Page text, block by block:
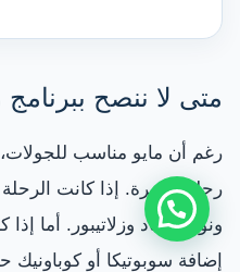
متى لا ننصح
رغم أن مايو مناسب
إضافة سوبوتيكا أو